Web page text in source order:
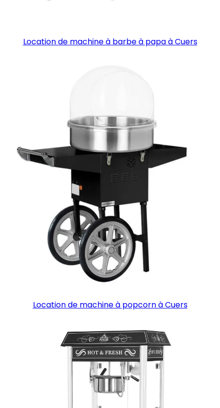
Location de machine à barbe à papa à Cuers
Location de machine à popcorn à Cuers